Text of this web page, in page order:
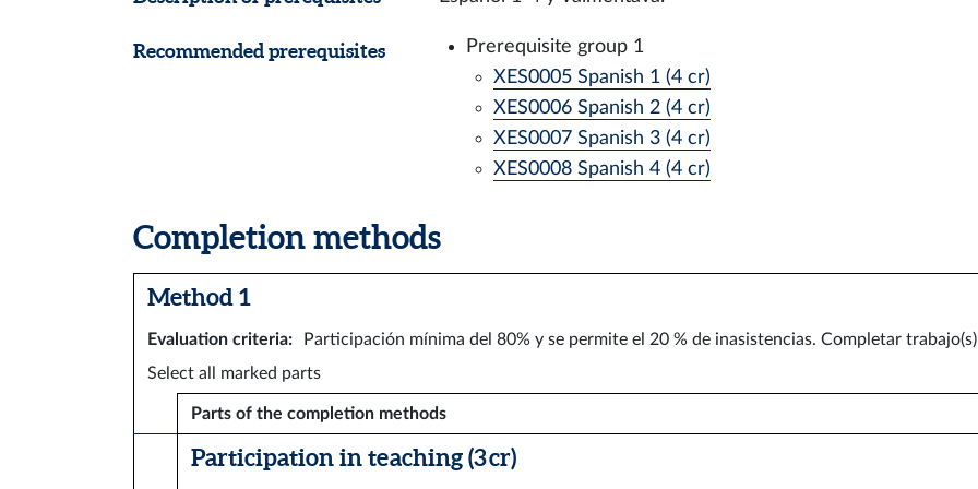
Recommended prerequisites
Prerequisite group 1
XES0005 Spanish 1 (4 cr)
XES0006 Spanish 2 (4 cr)
XES0007 Spanish 3 (4 cr)
XES0008 Spanish 4 (4 cr)
Completion methods
Method 1
Evaluation criteria:
Participación mínima del 80% y se permite el 20 % de inasistencias. Completar
Select all marked parts
Parts of the completion methods
Participation in teaching (3 cr)